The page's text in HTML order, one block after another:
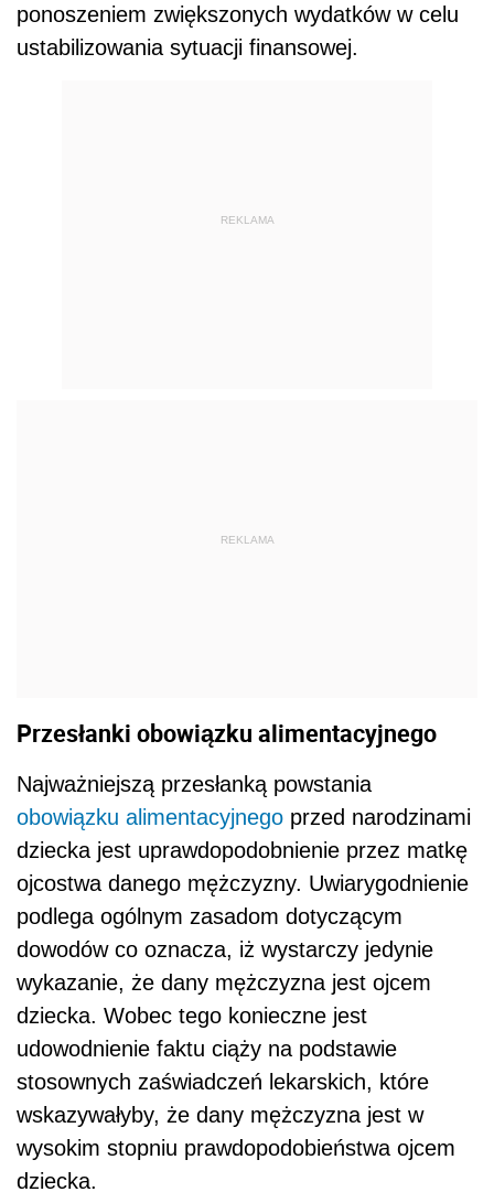
ponoszeniem zwiększonych wydatków w celu
ustabilizowania sytuacji finansowej.
REKLAMA
REKLAMA
Przesłanki obowiązku alimentacyjnego
Najważniejszą przesłanką powstania
obowiązku alimentacyjnego przed narodzinami
dziecka jest uprawdopodobnienie przez matkę
ojcostwa danego mężczyzny. Uwiarygodnienie
podlega ogólnym zasadom dotyczącym
dowodów co oznacza, iż wystarczy jedynie
wykazanie, że dany mężczyzna jest ojcem
dziecka. Wobec tego konieczne jest
udowodnienie faktu ciąży na podstawie
stosownych zaświadczeń lekarskich, które
wskazywałyby, że dany mężczyzna jest w
wysokim stopniu prawdopodobieństwa ojcem
dziecka.